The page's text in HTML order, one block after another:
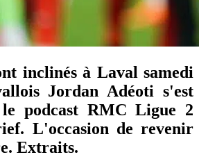
inclinés à Laval samedi
Jordan Adéoti s'est
podcast RMC Ligue 2
L'occasion de revenir
Extraits.